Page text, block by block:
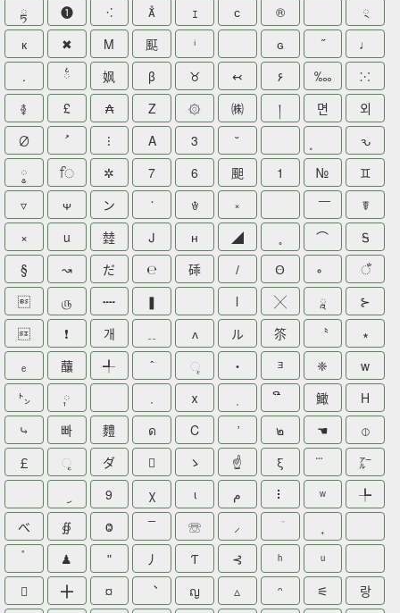
ྟ
❶ ⁖  ｪ ᴄ ®
྄
к
✖ M 䫹 ⁱ ɢ ˝
♩
.
྆ 㚯 β ♉ ↢ ۶ ‱
⁙
࿅
£ ₳ Z ۞ ㈱ ། 면
외
∅
ﹸ ⁝ A 3 ˘
ԅ
༵
ਿ ✲ 7 6 䫻 1 №
♊
▿
ᴪ ン ་ ꄃ ༝
☤
×
u 龳 Ꭻ н ◢ ⌒
Ꭶ
§
↝ だ ℮ 䂷 Ꙫ
ँ

௫ ┉ ❚ l ╳ ཱ
⊱

❗ 개 ᴧ ル 䇣 〝
∗
ₑ
䖆 ╃ ˆ ૄ ‧ ᴲ ❈
w
㌧
༙ ﹒ ⅹ 䲎
H
⤷
빠 䵄 ด C ๒ ☚
⦶
￡
ૃ ダ  ゝ ☝ ξ
㌃
9
χ ι م ⠇ ʷ
╄
べ
∯ Ⱉ ☏ ⸝
♟
ʺ ⼃ Ƭ ⊰ ʰ
ᵘ

╋ ¤ ︑ ญ ▵ ᵔ ⚟
랑